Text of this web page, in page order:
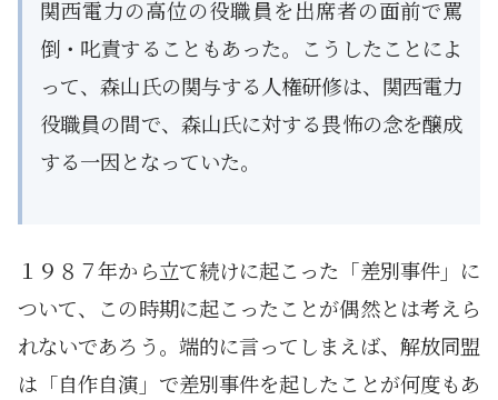
関西電力の高位の役職員を出席者の面前で罵
倒・叱責することもあった。こうしたことによ
って、森山氏の関与する人権研修は、関西電力
役職員の間で、森山氏に対する畏怖の念を醸成
する一因となっていた。
１９８７年から立て続けに起こった「差別事件」に
ついて、この時期に起こったことが偶然とは考えら
れないであろう。端的に言ってしまえば、解放同盟
は「自作自演」で差別事件を起したことが何度もあ